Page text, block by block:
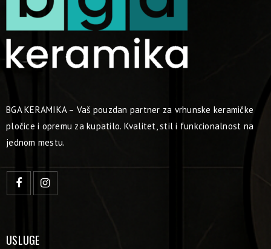
BGA KERAMIKA – Vaš pouzdan partner za vrhunske keramičke
pločice i opremu za kupatilo. Kvalitet, stil i funkcionalnost na
jednom mestu.
USLUGE